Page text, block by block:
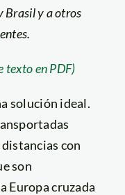
Brasil y a otros
texto en PDF)
solución ideal.
con
son
Europa cruzada